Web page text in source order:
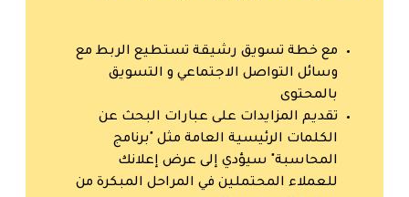
مع خطة تسويق رشيقة تستطيع الربط مع
وسائل التواصل الاجتماعي و التسويق
بالمحتوى
تقديم المزايدات على عبارات البحث عن
الكلمات الرئيسية العامة مثل "برنامج
المحاسبة" سيؤدي إلى عرض إعلانك
للعملاء المحتملين في المراحل المبكرة من